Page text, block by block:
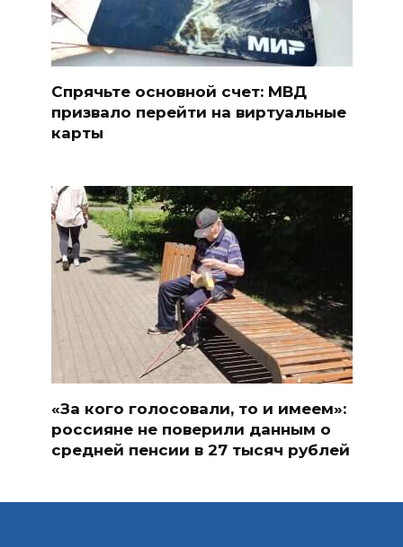
Спрячьте основной счет: МВД
призвало перейти на виртуальные
карты
«За кого голосовали, то и имеем»:
россияне не поверили данным о
средней пенсии в 27 тысяч рублей